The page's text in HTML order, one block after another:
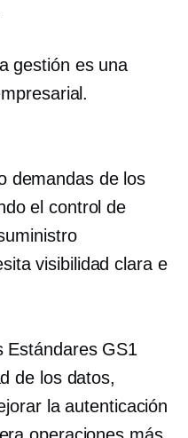
gestión es una
demandas de los
el control de
visibilidad clara e
Estándares GS1
de los datos,
la autenticación